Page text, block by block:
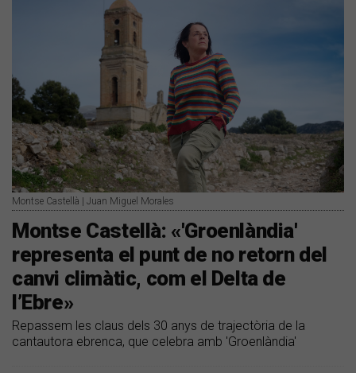
Montse Castellà | Juan Miguel Morales
Montse Castellà: «'Groenlàndia'
representa el punt de no retorn del
canvi climàtic, com el Delta de
l’Ebre»
Repassem les claus dels 30 anys de trajectòria de la
cantautora ebrenca, que celebra amb 'Groenlàndia'